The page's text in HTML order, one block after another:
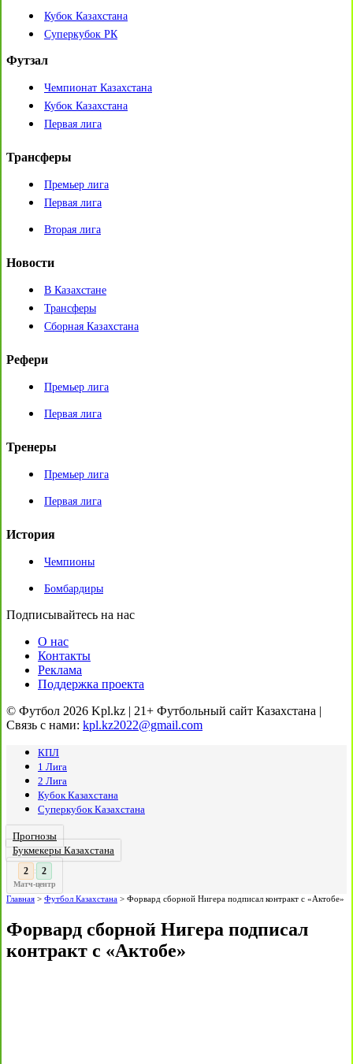
Кубок Казахстана
Суперкубок РК
Футзал
Чемпионат Казахстана
Кубок Казахстана
Первая лига
Трансферы
Премьер лига
Первая лига
Вторая лига
Новости
В Казахстане
Трансферы
Сборная Казахстана
Рефери
Премьер лига
Первая лига
Тренеры
Премьер лига
Первая лига
История
Чемпионы
Бомбардиры
Подписывайтесь на нас
О нас
Контакты
Реклама
Поддержка проекта
© Футбол 2026 Kpl.kz | 21+ Футбольный сайт Казахстана |
Связь с нами: kpl.kz2022@gmail.com
КПЛ
1 Лига
2 Лига
Кубок Казахстана
Суперкубок Казахстана
Прогнозы
Букмекеры Казахстана
3 : 2
Матч-центр
Главная > Футбол Казахстана > Форвард сборной Нигера подписал контракт с «Актобе»
Форвард сборной Нигера подписал
контракт с «Актобе»